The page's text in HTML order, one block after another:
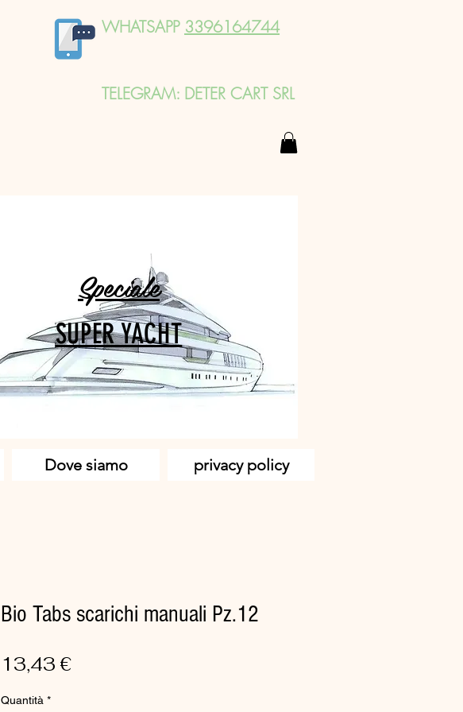
WHATSAPP 3396164744
TELEGRAM: DETER CART SRL
Speciale
SUPER YACHT
Dove siamo privacy policy
Bio Tabs scarichi manuali Pz.12
13,43 €
Quantità *